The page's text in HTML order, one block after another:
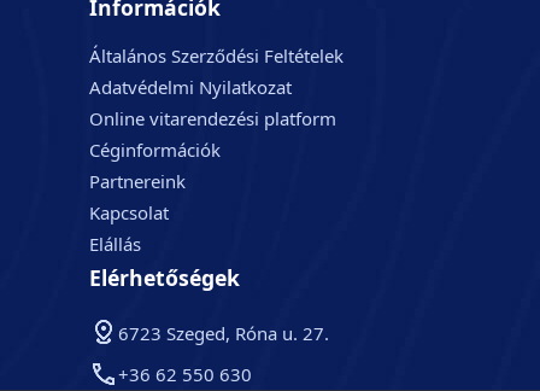
Információk
Általános Szerződési Feltételek
Adatvédelmi Nyilatkozat
Online vitarendezési platform
Céginformációk
Partnereink
Kapcsolat
Elállás
Elérhetőségek
6723 Szeged, Róna u. 27.
+36 62 550 630